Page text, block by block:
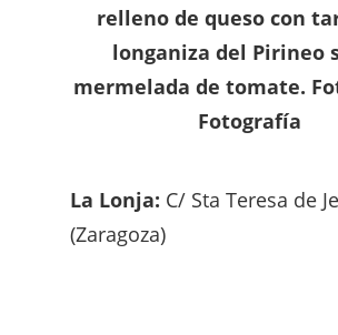
relleno de queso con
longaniza del Pirineo
mermelada de tomate.
Fotografía
La Lonja: C/ Sta Teresa de
(Zaragoza)